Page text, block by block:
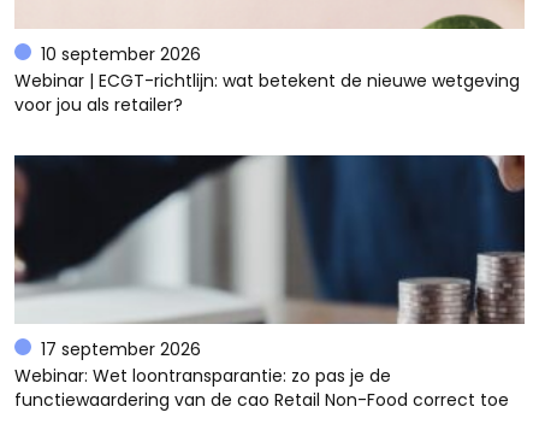
10 september 2026
Webinar | ECGT-richtlijn: wat betekent de nieuwe wetgeving
voor jou als retailer?
17 september 2026
Webinar: Wet loontransparantie: zo pas je de
functiewaardering van de cao Retail Non-Food correct toe